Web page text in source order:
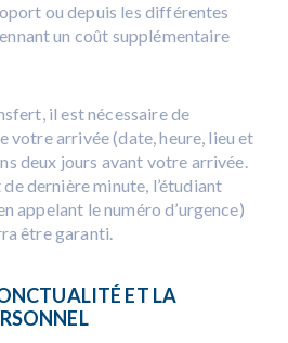
ou depuis les différentes
un coût supplémentaire
il est nécessaire de
votre arrivée (date, heure, lieu et
deux jours avant votre arrivée.
dernière minute, l’étudiant
appelant le numéro d’urgence)
être garanti.
ET LA